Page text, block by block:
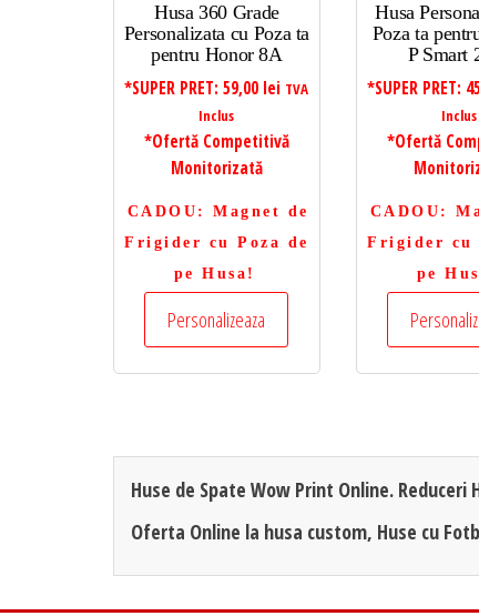
Husa 360 Grade
Personalizata cu Poza ta
pentru Honor 8A
*SUPER PRET:59,00 lei TVA
Inclus
*Ofertă Competitivă
Monitorizată
CADOU : Magnet de
Frigider cu Poza de
pe Husa!
Personalizeaza
Husa
Poza ta
P Smart
*SUPER PRET:
Inclus
*Ofertă
CADOU :
Frigider cu
pe
Huse de Spate Wow Print Online. Reduceri
Oferta Online la husa custom, Huse cu